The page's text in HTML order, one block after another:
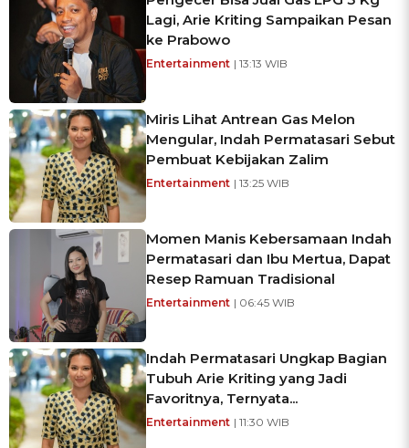
Lagi, Arie Kriting Sampaikan Pesan
ke Prabowo
Entertainment | 13:13 WIB
Miris Lihat Antrean Gas Melon
Mengular, Indah Permatasari Sebut
Pembuat Kebijakan Zalim
Entertainment | 13:25 WIB
Momen Manis Kebersamaan Indah
Permatasari dan Ibu Mertua, Dapat
Resep Ramuan Tradisional
Entertainment | 06:45 WIB
Indah Permatasari Ungkap Bagian
Tubuh Arie Kriting yang Jadi
Favoritnya, Ternyata...
Entertainment | 11:30 WIB